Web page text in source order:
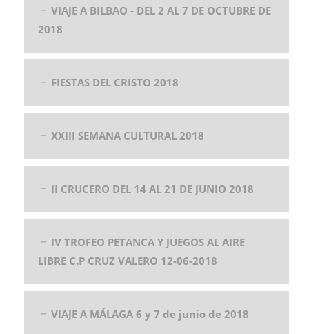
VIAJE A BILBAO - DEL 2 AL 7 DE OCTUBRE DE
2018
FIESTAS DEL CRISTO 2018
XXIII SEMANA CULTURAL 2018
II CRUCERO DEL 14 AL 21 DE JUNIO 2018
IV TROFEO PETANCA Y JUEGOS AL AIRE
LIBRE C.P CRUZ VALERO 12-06-2018
VIAJE A MÁLAGA 6 y 7 de junio de 2018